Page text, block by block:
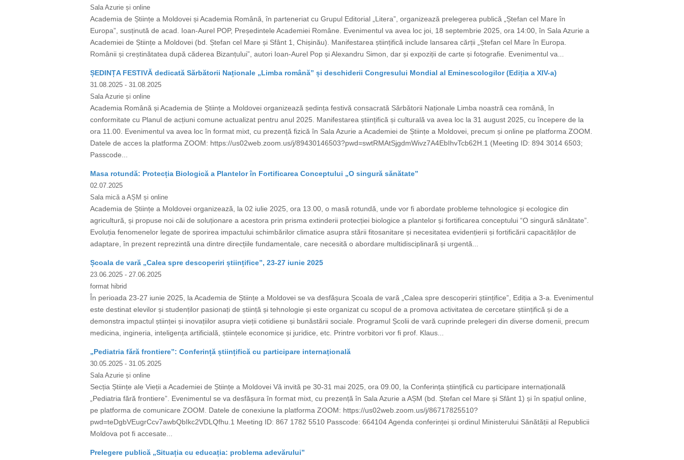
Sala Azurie și online
Academia de Științe a Moldovei și Academia Română, în parteneriat cu Grupul Editorial „Litera”, organizează prelegerea publică „Ștefan cel Mare în
Europa”, susținută de acad. Ioan-Aurel POP, Președintele Academiei Române. Evenimentul va avea loc joi, 18 septembrie 2025, ora 14:00, în Sala Azurie a
Academiei de Științe a Moldovei (bd. Ștefan cel Mare și Sfânt 1, Chișinău). Manifestarea științifică include lansarea cărții „Ștefan cel Mare în Europa.
Românii și creștinătatea după căderea Bizanțului”, autori Ioan-Aurel Pop și Alexandru Simon, dar și expoziții de carte și fotografie. Evenimentul va...
ȘEDINȚA FESTIVĂ dedicată Sărbătorii Naționale „Limba română” și deschiderii Congresului Mondial al Eminescologilor (Ediția a XIV-a)
31.08.2025 - 31.08.2025
Sala Azurie și online
Academia Română și Academia de Științe a Moldovei organizează ședința festivă consacrată Sărbătorii Naționale Limba noastră cea română, în
conformitate cu Planul de acțiuni comune actualizat pentru anul 2025. Manifestarea științifică și culturală va avea loc la 31 august 2025, cu începere de la
ora 11.00. Evenimentul va avea loc în format mixt, cu prezență fizică în Sala Azurie a Academiei de Științe a Moldovei, precum și online pe platforma ZOOM.
Datele de acces la platforma ZOOM: https://us02web.zoom.us/j/89430146503?pwd=swtRMAtSjgdmWivz7A4EbIhvTcb62H.1 (Meeting ID: 894 3014 6503;
Passcode...
Masa rotundă: Protecția Biologică a Plantelor în Fortificarea Conceptului „O singură sănătate”
02.07.2025
Sala mică a AȘM și online
Academia de Științe a Moldovei organizează, la 02 iulie 2025, ora 13.00, o masă rotundă, unde vor fi abordate probleme tehnologice și ecologice din
agricultură, și propuse noi căi de soluționare a acestora prin prisma extinderii protecției biologice a plantelor și fortificarea conceptului “O singură sănătate”.
Evoluția fenomenelor legate de sporirea impactului schimbărilor climatice asupra stării fitosanitare și necesitatea evidențierii și fortificării capacităților de
adaptare, în prezent reprezintă una dintre direcțiile fundamentale, care necesită o abordare multidisciplinară și urgentă...
Școala de vară „Calea spre descoperiri științifice”, 23-27 iunie 2025
23.06.2025 - 27.06.2025
format hibrid
În perioada 23-27 iunie 2025, la Academia de Științe a Moldovei se va desfășura Școala de vară „Calea spre descoperiri științifice”, Ediția a 3-a. Evenimentul
este destinat elevilor și studenților pasionați de știință și tehnologie și este organizat cu scopul de a promova activitatea de cercetare științifică și de a
demonstra impactul științei și inovațiilor asupra vieții cotidiene și bunăstării sociale. Programul Școlii de vară cuprinde prelegeri din diverse domenii, precum
medicina, ingineria, inteligența artificială, științele economice și juridice, etc. Printre vorbitori vor fi prof. Klaus...
„Pediatria fără frontiere”: Conferință științifică cu participare internațională
30.05.2025 - 31.05.2025
Sala Azurie și online
Secția Științe ale Vieții a Academiei de Științe a Moldovei Vă invită pe 30-31 mai 2025, ora 09.00, la Conferința științifică cu participare internațională
„Pediatria fără frontiere”. Evenimentul se va desfășura în format mixt, cu prezență în Sala Azurie a AȘM (bd. Ștefan cel Mare și Sfânt 1) și în spațiul online,
pe platforma de comunicare ZOOM. Datele de conexiune la platforma ZOOM: https://us02web.zoom.us/j/86717825510?
pwd=teDgbVEugrCcv7awbQbIkc2VDLQfhu.1 Meeting ID: 867 1782 5510 Passcode: 664104 Agenda conferinței și ordinul Ministerului Sănătății al Republicii
Moldova pot fi accesate...
Prelegere publică „Situația cu educația: problema adevărului”